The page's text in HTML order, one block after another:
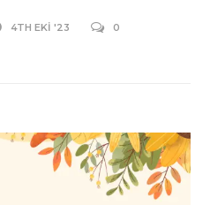
4TH EKI '23 0